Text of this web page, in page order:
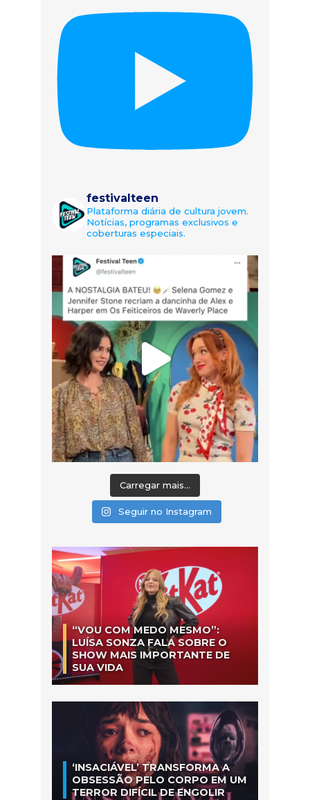
festivalteen
Plataforma diária de cultura jovem.
Notícias, programas exclusivos e
coberturas especiais.
Carregar mais...
Seguir no Instagram
“VOU COM MEDO MESMO”:
LUÍSA SONZA FALA SOBRE O
SHOW MAIS IMPORTANTE DE
SUA VIDA
‘INSACIÁVEL’ TRANSFORMA A
OBSESSÃO PELO CORPO EM UM
TERROR DIFÍCIL DE ENGOLIR